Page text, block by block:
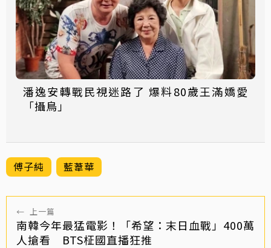
潘逸安轉戰民視迷路了 爆料80歲王滿嬌愛
「攝鳥」
傅子純 藍葦華
← 上一篇
南韓今年最猛電影！「希望：末日血戰」400萬
人搶看 BTS柾國直播狂推